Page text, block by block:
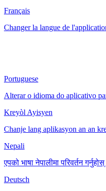
Français
Changer la langue de
Portuguese
Alterar o idioma do aplicativo
Kreyòl Ayisyen
Chanje lang aplikasyon an an
Nepali
एपको भाषा नेपालीमा परिवर्तन
Deutsch